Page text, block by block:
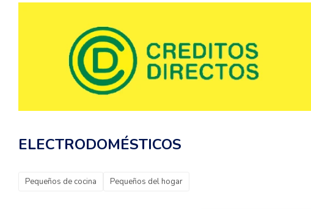
ELECTRODOMÉSTICOS
Pequeños de cocina Pequeños del hogar